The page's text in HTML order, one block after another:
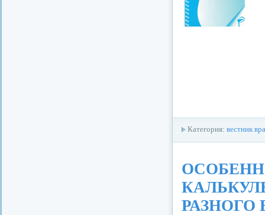
Категория: вестник
РАЗНОГО